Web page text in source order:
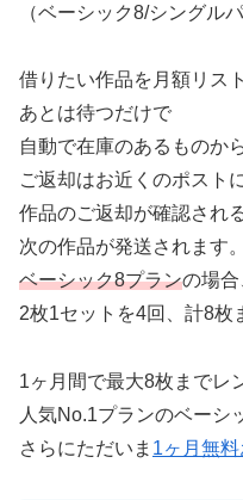
（ベーシック8/シングル
借りたい作品を月額リス
あとは待つだけで
自動で在庫のあるものか
ご返却はお近くのポスト
作品のご返却が確認される
次の作品が発送されます。
ベーシック8プランの場合
2枚1セットを4回、計8枚
1ヶ月間で最大8枚までレ
人気No.1プランのベーシ
さらにただいま 1ヶ月無